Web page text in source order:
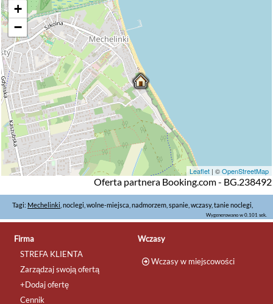
+
−
Leaflet | ©OpenStreetMap
Oferta partnera Booking.com - BG.238492
Tagi: Mechelinki , noclegi, wolne-miejsca, nadmorzem, spanie, wczasy, tanie noclegi,
Wygenerowano w 0.101 sek.
Firma
STREFA KLIENTA
Zarządzaj swoją ofertą
+Dodaj ofertę
Cennik
Wczasy
Wczasy w miejscowości